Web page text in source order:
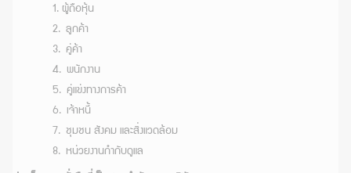
1. ผู้ถือหุ้น
2. ลูกค้า
3. คู่ค้า
4. พนักงาน
5. คู่แข่งทางการค้า
6. เจ้าหนี้
7. ชุมชน สังคม และสิ่งแวดล้อม
8. หน่วยงานกำกับดูแล